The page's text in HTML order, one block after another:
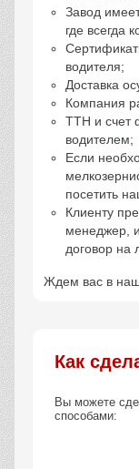
Завод
где всегда
водителя;
Доставка
Компания
ТТН и счет
водителем;
Если
посетить
Клиенту
менеджер,
договор на
Ждем вас в
Как
Вы можете
способами: